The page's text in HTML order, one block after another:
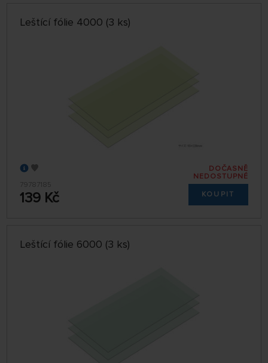
Leštící fólie 4000 (3 ks)
79787185
139 Kč
DOČASNĚ
NEDOSTUPNÉ
KOUPIT
Leštící fólie 6000 (3 ks)